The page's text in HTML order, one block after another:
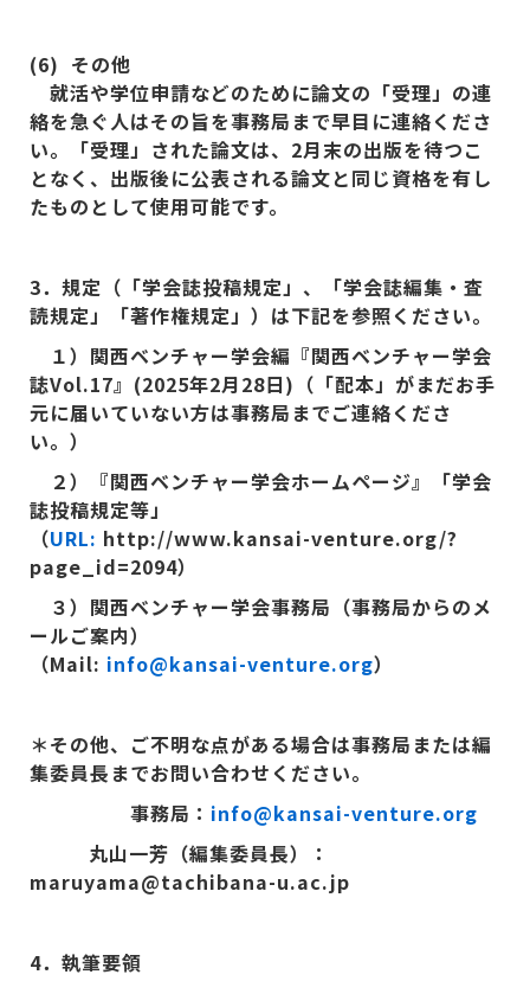
(6) その他
就活や学位申請などのために論文の「受理」の連
絡を急ぐ人はその旨を事務局まで早目に連絡くださ
い。「受理」された論文は、2月末の出版を待つこ
となく、出版後に公表される論文と同じ資格を有し
たものとして使用可能です。
3．規定（「学会誌投稿規定」、「学会誌編集・査
読規定」「著作権規定」）は下記を参照ください。
１）関西ベンチャー学会編『関西ベンチャー学会
誌Vol.17』(2025年2月28日) （「配本」がまだお手
元に届いていない方は事務局までご連絡くださ
い。）
２）『関西ベンチャー学会ホームページ』「学会
誌投稿規定等」
（URL: http://www.kansai-venture.org/?
page_id=2094）
３）関西ベンチャー学会事務局（事務局からのメ
ールご案内）
（Mail: info@kansai-venture.org）
＊その他、ご不明な点がある場合は事務局または編
集委員長までお問い合わせください。
事務局： info@kansai-venture.org
丸山一芳（編集委員長）：
maruyama@tachibana-u.ac.jp
4．執筆要領